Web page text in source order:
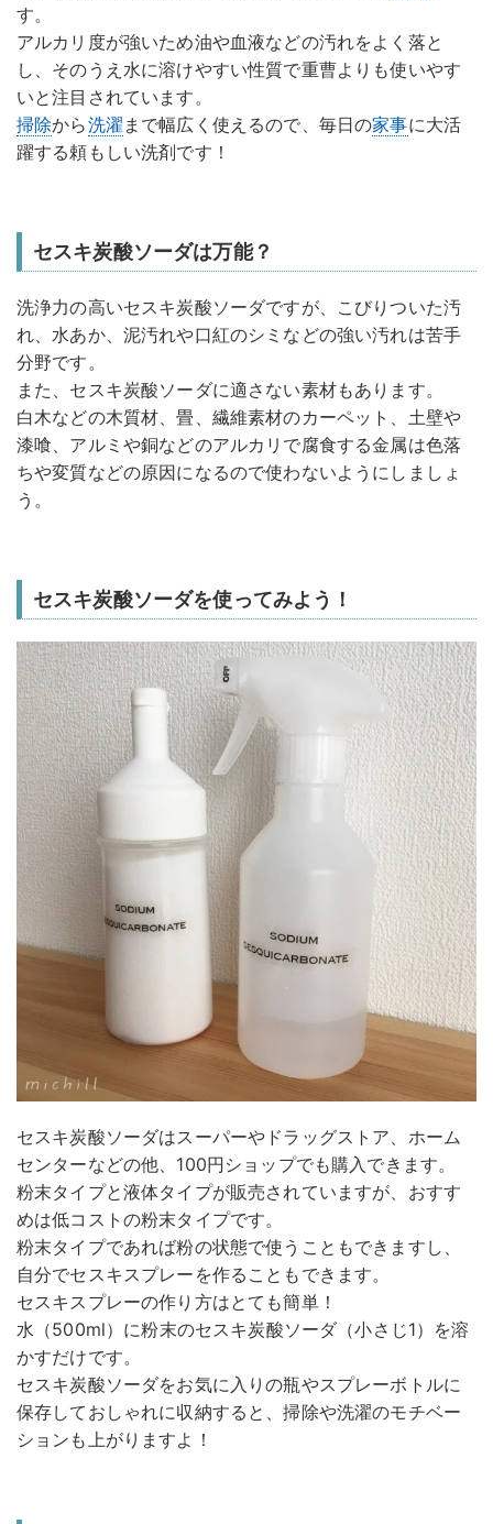
す。
アルカリ度が強いため油や血液などの汚れをよく落と
し、そのうえ水に溶けやすい性質で重曹よりも使いやす
いと注目されています。
掃除から洗濯 まで幅広く使えるので、毎日の家事に大活
躍する頼もしい洗剤です！
セスキ炭酸ソーダは万能？
洗浄力の高いセスキ炭酸ソーダですが、こびりついた汚
れ、水あか、泥汚れや口紅のシミなどの強い汚れは苦手
分野です。
また、セスキ炭酸ソーダに適さない素材もあります。
白木などの木質材、畳、繊維素材のカーペット、土壁や
漆喰、アルミや銅などのアルカリで腐食する金属は色落
ちや変質などの原因になるので使わないようにしましょ
う。
セスキ炭酸ソーダを使ってみよう！
セスキ炭酸ソーダはスーパーやドラッグストア、ホーム
センターなどの他、100円ショップでも購入できます。
粉末タイプと液体タイプが販売されていますが、おすす
めは低コストの粉末タイプです。
粉末タイプであれば粉の状態で使うこともできますし、
自分でセスキスプレーを作ることもできます。
セスキスプレーの作り方はとても簡単！
水（500ml）に粉末のセスキ炭酸ソーダ（小さじ1）を溶
かすだけです。
セスキ炭酸ソーダをお気に入りの瓶やスプレーボトルに
保存しておしゃれに収納すると、掃除や洗濯のモチベー
ションも上がりますよ！